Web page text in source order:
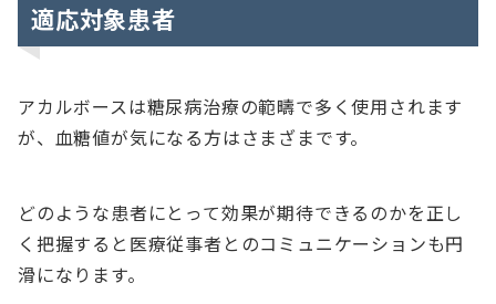
適応対象患者
アカルボースは糖尿病治療の範疇で多く使用されます
が、血糖値が気になる方はさまざまです。
どのような患者にとって効果が期待できるのかを正し
く把握すると医療従事者とのコミュニケーションも円
滑になります。